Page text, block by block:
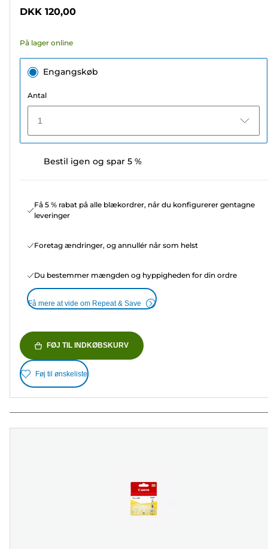
stjerner.
anmeldelser
DKK 120,00
På lager online
Engangskøb
Antal
1
Bestil igen og spar 5 %
Få 5 % rabat på alle blækordrer, når du konfigurerer gentagne
leveringer
Foretag ændringer, og annullér når som helst
Du bestemmer mængden og hyppigheden for din ordre
Få mere at vide om Repeat & Save
FØJ TIL INDKØBSKURV
Føj til ønskeliste